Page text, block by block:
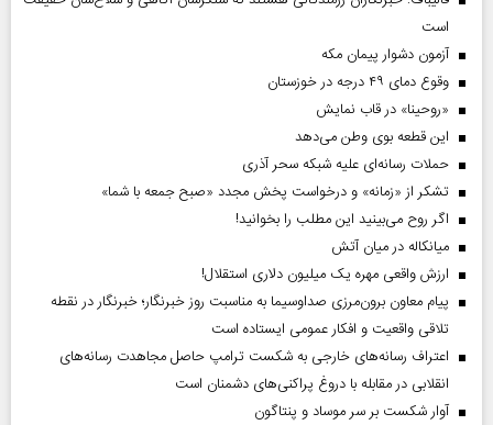
است
آزمون دشوار پیمان مکه
وقوع دمای ۴۹ درجه در خوزستان
«روحینا» در قاب نمایش
این قطعه بوی وطن می‌دهد
حملات رسانه‌ای علیه شبکه سحر آذری
تشکر از «زمانه» و درخواست پخش مجدد «صبح جمعه با شما»
اگر روح می‌بینید این مطلب را بخوانید!
میانکاله در میان آتش
ارزش واقعی مهره یک میلیون دلاری استقلال!
پیام معاون برون‌مرزی صداوسیما به مناسبت روز خبرنگار؛ خبرنگار در نقطه
تلاقی واقعیت و افکار عمومی ایستاده است
اعتراف رسانه‌های خارجی به شکست ترامپ حاصل مجاهدت رسانه‌های
انقلابی در مقابله با دروغ پراکنی‌های دشمنان است
آوار شکست بر سر موساد و پنتاگون